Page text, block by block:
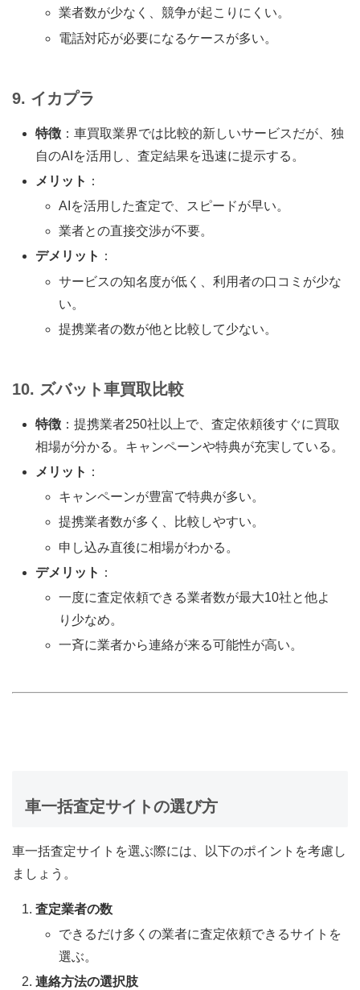
業者数が少なく、競争が起こりにくい。
電話対応が必要になるケースが多い。
9. イカプラ
特徴 ：車買取業界では比較的新しいサービスだが、独
自のAIを活用し、査定結果を迅速に提示する。
メリット ：
AIを活用した査定で、スピードが早い。
業者との直接交渉が不要。
デメリット ：
サービスの知名度が低く、利用者の口コミが少な
い。
提携業者の数が他と比較して少ない。
10. ズバット車買取比較
特徴 ：提携業者250社以上で、査定依頼後すぐに買取
相場が分かる。キャンペーンや特典が充実している。
メリット ：
キャンペーンが豊富で特典が多い。
提携業者数が多く、比較しやすい。
申し込み直後に相場がわかる。
デメリット ：
一度に査定依頼できる業者数が最大10社と他よ
り少なめ。
一斉に業者から連絡が来る可能性が高い。
車一括査定サイトの選び方
車一括査定サイトを選ぶ際には、以下のポイントを考慮し
ましょう。
査定業者の数
できるだけ多くの業者に査定依頼できるサイトを
選ぶ。
連絡方法の選択肢